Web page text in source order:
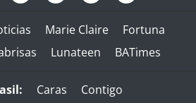
Marie Claire
Fortuna
Lunateen BATimes
Caras
Contigo